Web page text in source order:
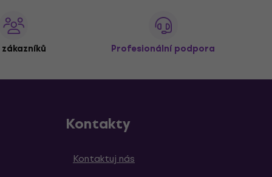
zákazníků Profesionální podpora
Kontakty
Kontaktuj nás